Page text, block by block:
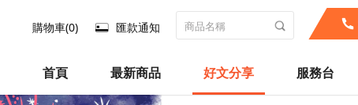
購物車(0) 匯款通知
首頁 最新商品 好文分享 服務台